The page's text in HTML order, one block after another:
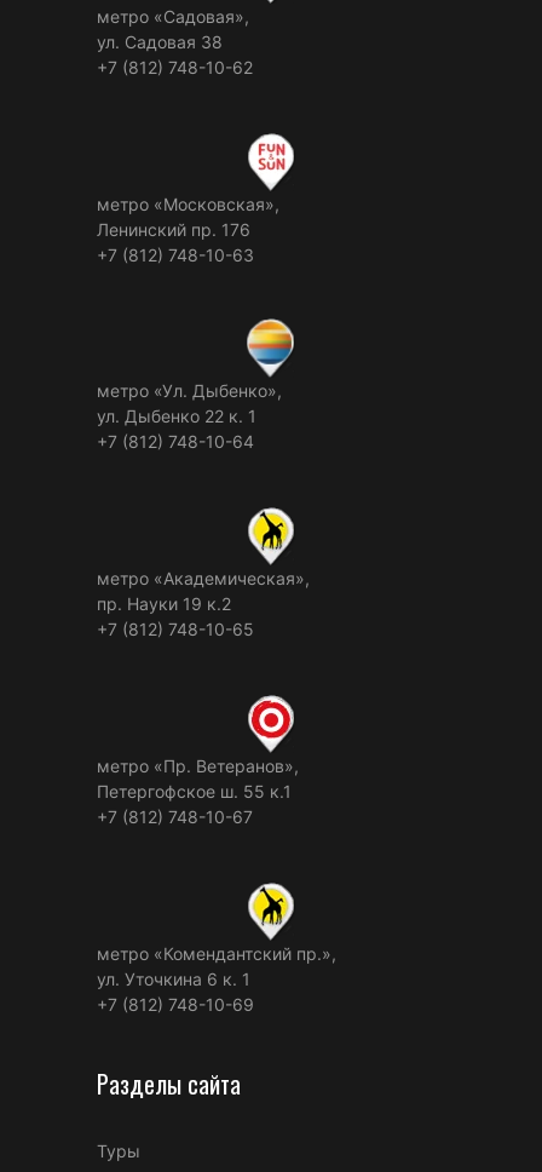
метро «Садовая»,
ул. Садовая 38
+7 (812) 748-10-62
метро «Московская»,
Ленинский пр. 176
+7 (812) 748-10-63
метро «Ул. Дыбенко»,
ул. Дыбенко 22 к. 1
+7 (812) 748-10-64
метро «Академическая»,
пр. Науки 19 к.2
+7 (812) 748-10-65
метро «Пр. Ветеранов»,
Петергофское ш. 55 к.1
+7 (812) 748-10-67
метро «Комендантский пр.»,
ул. Уточкина 6 к. 1
+7 (812) 748-10-69
Разделы сайта
Туры